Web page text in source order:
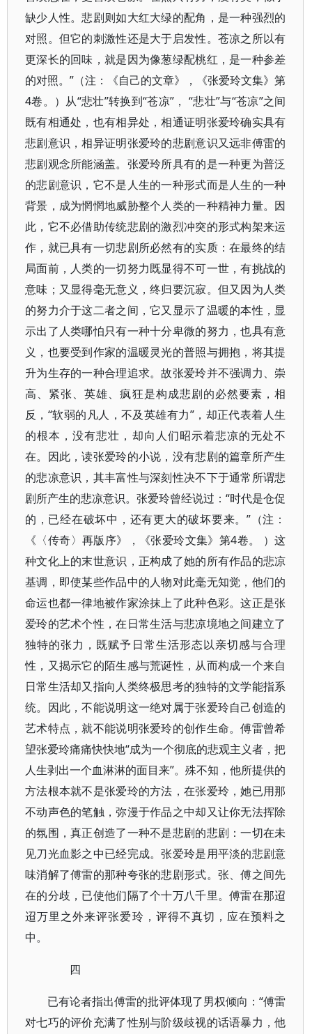
缺少人性。悲剧则如大红大绿的配角，是一种强烈的
对照。但它的刺激性还是大于启发性。苍凉之所以有
更深长的回味，就是因为像葱绿配桃红，是一种参差
的对照。”（注：《自己的文章》，《张爱玲文集》第
4卷。）从“悲壮”转换到“苍凉”， “悲壮”与“苍凉”之间
既有相通处，也有相异处，相通证明张爱玲确实具有
悲剧意识，相异证明张爱玲的悲剧意识又远非傅雷的
悲剧观念所能涵盖。张爱玲所具有的是一种更为普泛
的悲剧意识，它不是人生的一种形式而是人生的一种
背景，成为惘惘地威胁整个人类的一种精神力量。因
此，它不必借助传统悲剧的激烈冲突的形式构架来运
作，就已具有一切悲剧所必然有的实质：在最终的结
局面前，人类的一切努力既显得不可一世，有挑战的
意味；又显得毫无意义，终归要沉寂。但又因为人类
的努力介于这二者之间，它又显示了温暖的本性，显
示出了人类哪怕只有一种十分卑微的努力，也具有意
义，也要受到作家的温暖灵光的普照与拥抱，将其提
升为生存的一种合理追求。故张爱玲并不强调力、崇
高、紧张、英雄、疯狂是构成悲剧的必然要素，相
反，“软弱的凡人，不及英雄有力”，却正代表着人生
的根本，没有悲壮，却向人们昭示着悲凉的无处不
在。因此，读张爱玲的小说，没有悲剧的篇章所产生
的悲凉意识，其丰富性与深刻性决不下于通常所谓悲
剧所产生的悲凉意识。张爱玲曾经说过：“时代是仓促
的，已经在破坏中，还有更大的破坏要来。”（注：
《〈传奇〉再版序》，《张爱玲文集》第4卷。 ）这
种文化上的末世意识，正构成了她的所有作品的悲凉
基调，即使某些作品中的人物对此毫无知觉，他们的
命运也都一律地被作家涂抹上了此种色彩。这正是张
爱玲的艺术个性，在日常生活与悲凉境地之间建立了
独特的张力，既赋予日常生活形态以亲切感与合理
性，又揭示它的陌生感与荒诞性，从而构成一个来自
日常生活却又指向人类终极思考的独特的文学能指系
统。因此，不能说明这一绝对属于张爱玲自己创造的
艺术特点，就不能说明张爱玲的创作生命。傅雷曾希
望张爱玲痛痛快快地“成为一个彻底的悲观主义者，把
人生剥出一个血淋淋的面目来”。殊不知，他所提供的
方法根本就不是张爱玲的方法，在张爱玲，她已用那
不动声色的笔触，弥漫于作品之中却又让你无法挥除
的氛围，真正创造了一种不是悲剧的悲剧：一切在未
见刀光血影之中已经完成。张爱玲是用平淡的悲剧意
味消解了傅雷的那种夸张的悲剧形式。张、傅之间先
在的分歧，已使他们隔了个十万八千里。傅雷在那迢
迢万里之外来评张爱玲，评得不真切，应在预料之
中。
四
已有论者指出傅雷的批评体现了男权倾向：“傅雷
对七巧的评价充满了性别与阶级歧视的话语暴力，他